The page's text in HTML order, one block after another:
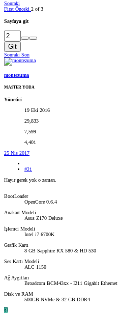
Sonraki
First Önceki 2 of 3
Sayfaya git
Git
Sonraki Son
montezuma
MASTER YODA
Yönetici
19 Eki 2016
29,833
7,599
4,401
25 Nis 2017
#21
Hayır gerek yok o zaman.
BootLoader
OpenCore 0.6.4
Anakart Modeli
Asus Z170 Deluxe
İşlemci Modeli
Intel i7 6700K
Grafik Kartı
8 GB Sapphire RX 580 & HD 530
Ses Kartı Modeli
ALC 1150
Ağ Aygıtları
Broadcom BCM43xx - I211 Gigabit Ethernet
Disk ve RAM
500GB NVMe & 32 GB DDR4
R